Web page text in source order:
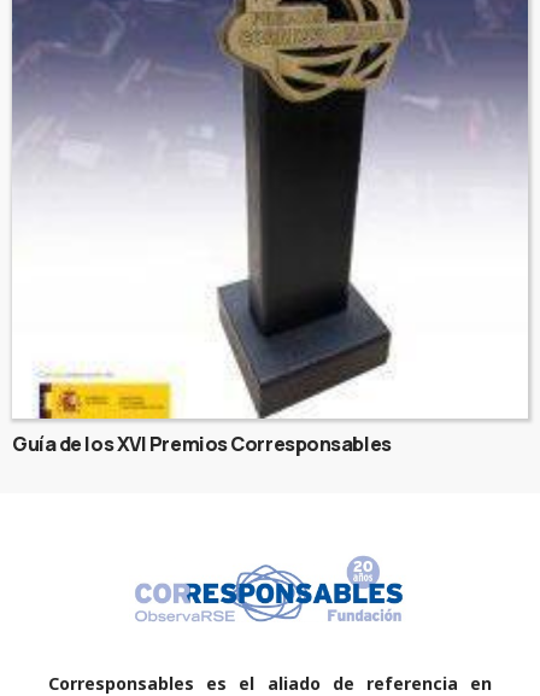
Guía de los XVI Premios Corresponsables
Corresponsables es el aliado de referencia en